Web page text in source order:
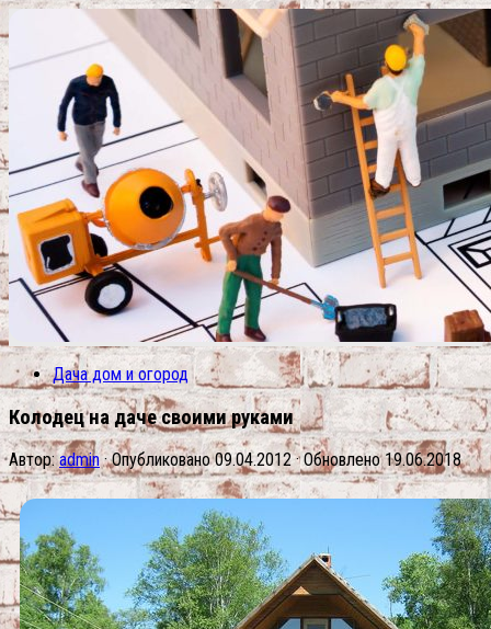
Дача дом и огород
Колодец на даче своими руками
Автор:admin · Опубликовано09.04.2012· Обновлено19.06.2018